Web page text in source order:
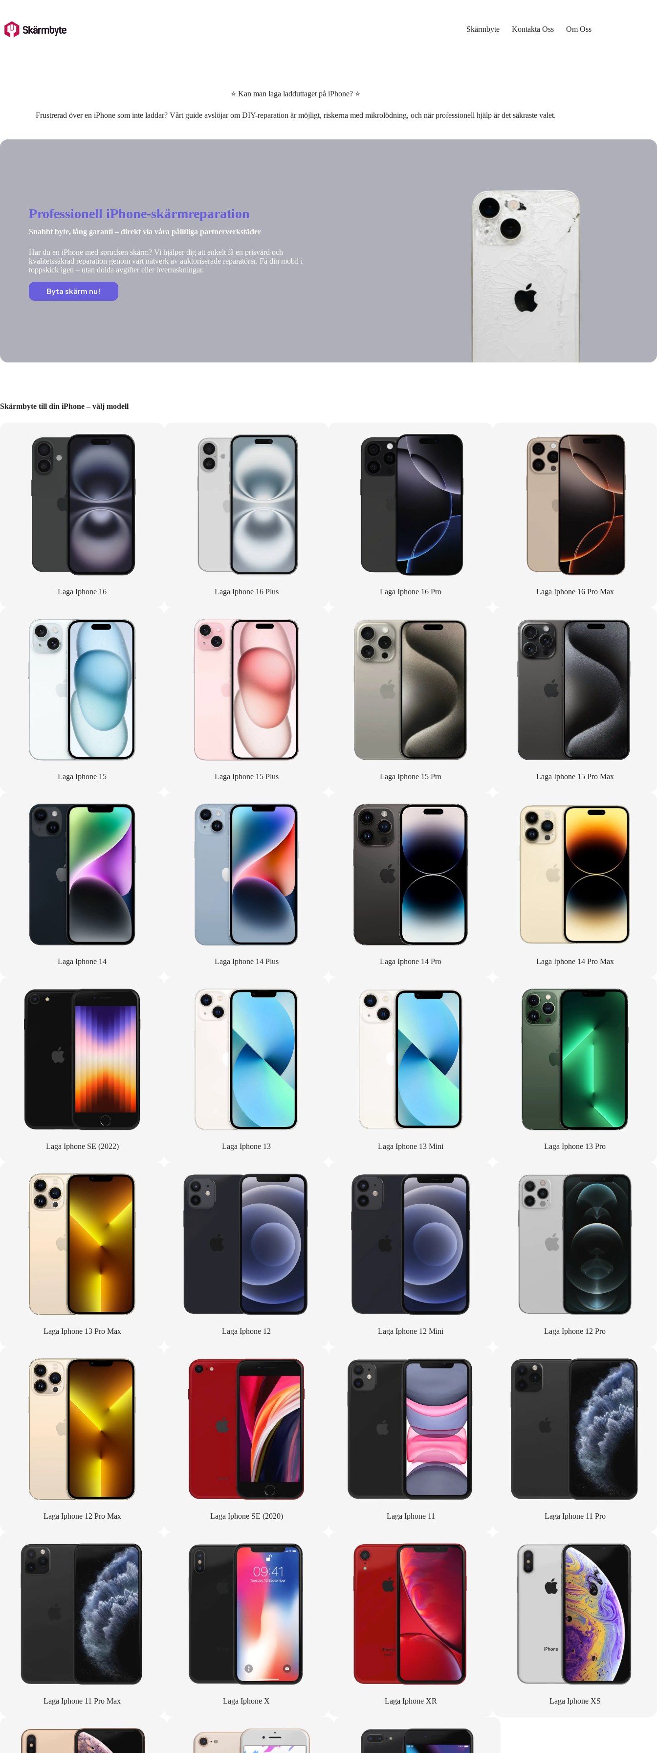
content
Skärmbyte
Kontakta Oss Om Oss
⭐ Kan man laga ladduttaget på iPhone? ⭐
Frustrerad över en iPhone som inte laddar? Vårt guide avslöjar om DIY-reparation är möjligt, riskerna med mikrolödning, och när professionell hjälp är det säkraste valet.
Professionell iPhone-skärmreparation
Snabbt byte, lång garanti – direkt via våra pålitliga partnerverkstäder
Har du en iPhone med sprucken skärm? Vi hjälper dig att enkelt få en prisvärd och
kvalitetssäkrad reparation genom vårt nätverk av auktoriserade reparatörer. Få din mobil i
toppskick igen – utan dolda avgifter eller överraskningar.
Byta skärm nu!
Skärmbyte till din iPhone – välj modell
Laga Iphone 16 Laga Iphone 16 Plus Laga Iphone 16 Pro Laga Iphone 16 Pro Max
Laga Iphone 15 Laga Iphone 15 Plus Laga Iphone 15 Pro Laga Iphone 15 Pro Max
Laga Iphone 14 Laga Iphone 14 Plus Laga Iphone 14 Pro Laga Iphone 14 Pro Max
Laga Iphone SE (2022) Laga Iphone 13 Laga Iphone 13 Mini Laga Iphone 13 Pro
Laga Iphone 13 Pro Max Laga Iphone 12 Laga Iphone 12 Mini Laga Iphone 12 Pro
Laga Iphone 12 Pro Max Laga Iphone SE (2020) Laga Iphone 11 Laga Iphone 11 Pro
Laga Iphone 11 Pro Max Laga Iphone X Laga Iphone XR Laga Iphone XS